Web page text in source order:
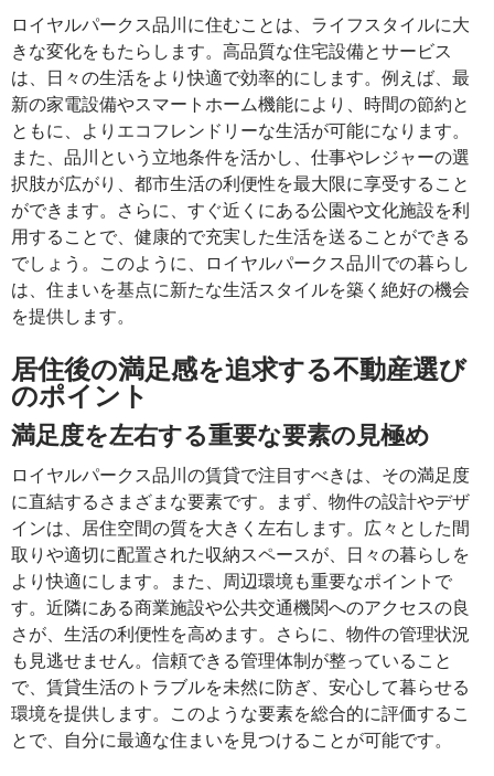
ロイヤルパークス品川に住むことは、ライフスタイルに大
きな変化をもたらします。高品質な住宅設備とサービス
は、日々の生活をより快適で効率的にします。例えば、最
新の家電設備やスマートホーム機能により、時間の節約と
ともに、よりエコフレンドリーな生活が可能になります。
また、品川という立地条件を活かし、仕事やレジャーの選
択肢が広がり、都市生活の利便性を最大限に享受すること
ができます。さらに、すぐ近くにある公園や文化施設を利
用することで、健康的で充実した生活を送ることができる
でしょう。このように、ロイヤルパークス品川での暮らし
は、住まいを基点に新たな生活スタイルを築く絶好の機会
を提供します。
居住後の満足感を追求する不動産選び
のポイント
満足度を左右する重要な要素の見極め
ロイヤルパークス品川の賃貸で注目すべきは、その満足度
に直結するさまざまな要素です。まず、物件の設計やデザ
インは、居住空間の質を大きく左右します。広々とした間
取りや適切に配置された収納スペースが、日々の暮らしを
より快適にします。また、周辺環境も重要なポイントで
す。近隣にある商業施設や公共交通機関へのアクセスの良
さが、生活の利便性を高めます。さらに、物件の管理状況
も見逃せません。信頼できる管理体制が整っていること
で、賃貸生活のトラブルを未然に防ぎ、安心して暮らせる
環境を提供します。このような要素を総合的に評価するこ
とで、自分に最適な住まいを見つけることが可能です。